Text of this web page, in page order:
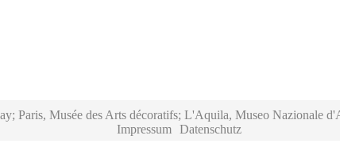
Paris, Musée des Arts décoratifs; L'Aquila, Museo Nazionale
Impressum
Datenschutz